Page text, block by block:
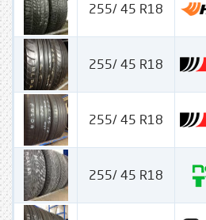
255/ 45 R18
255/ 45 R18
255/ 45 R18
255/ 45 R18